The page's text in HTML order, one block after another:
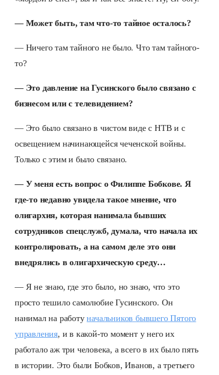
— Может быть, там что-то тайное осталось?
— Ничего там тайного не было. Что там тайного-
то?
— Это давление на Гусинского было связано с
бизнесом или с телевидением?
— Это было связано в чистом виде с НТВ и с
освещением начинающейся чеченской войны.
Только с этим и было связано.
— У меня есть вопрос о Филиппе Бобкове. Я
где-то недавно увидела такое мнение, что
олигархия, которая нанимала бывших
сотрудников спецслужб, думала, что начала их
контролировать, а на самом деле это они
внедрялись в олигархическую среду…
— Я не знаю, где это было, но знаю, что это
просто тешило самолюбие Гусинского. Он
нанимал на работуначальников бывшего Пятого
управления, и в какой-то момент у него их
работало аж три человека, а всего в их было пять
в истории. Это были Бобков, Иванов, а третьего